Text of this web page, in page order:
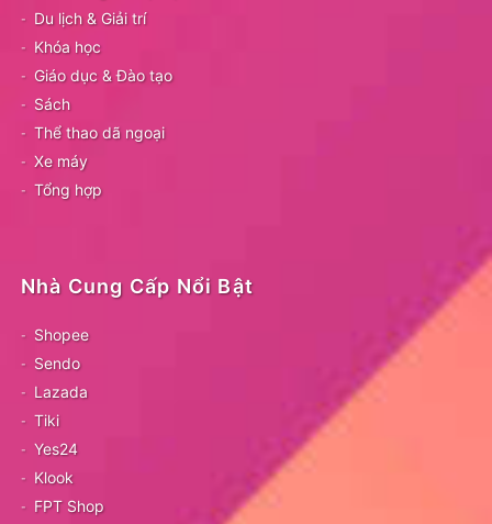
Du lịch & Giải trí
Khóa học
Giáo dục & Đào tạo
Sách
Thể thao dã ngoại
Xe máy
Tổng hợp
Nhà Cung Cấp Nổi Bật
Shopee
Sendo
Lazada
Tiki
Yes24
Klook
FPT Shop